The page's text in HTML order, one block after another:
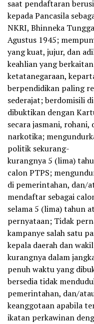
saat pendaftaran
kepada Pancasila
NKRI, Bhinneka
Agustus 1945;
yang kuat, jujur, dan
keahlian yang
ketatanegaraan,
berpendidikan paling
sederajat; berdomisili
dibuktikan dengan
secara jasmani, rohani,
narkotika;
politik sekurang-
kurangnya 5 (lima)
calon PTPS;
di pemerintahan, dan/
mendaftar sebagai
selama 5 (lima) tahun
pernyataan; Tidak
kampanye salah satu
kepala daerah dan
kurangnya dalam
penuh waktu yang
bersedia tidak
pemerintahan, dan/
keanggotaan apabila
ikatan perkawinan